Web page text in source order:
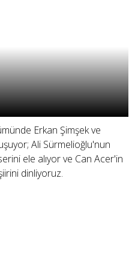
Erkan Şimşek ve
Ali Sürmelioğlu'nun
ele alıyor ve Can Acer'in
dinliyoruz.